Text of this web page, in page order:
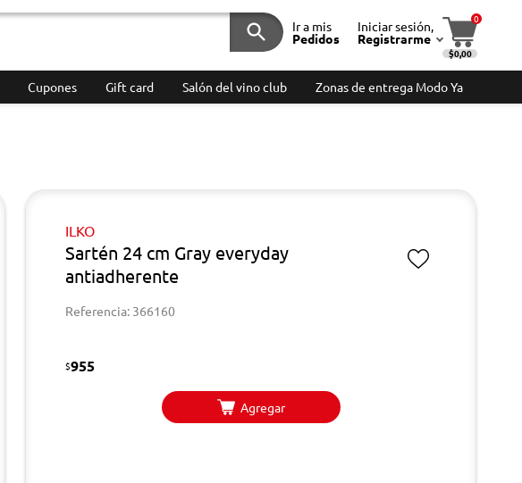
Ir a mis
Pedidos
Iniciar sesión,
Registrarme
0
$0,00
Cupones Gift card Salón del vino club Zonas de entrega Modo Ya
ILKO
Sartén 24 cm Gray everyday
antiadherente
Referencia: 366160
$955
Agregar